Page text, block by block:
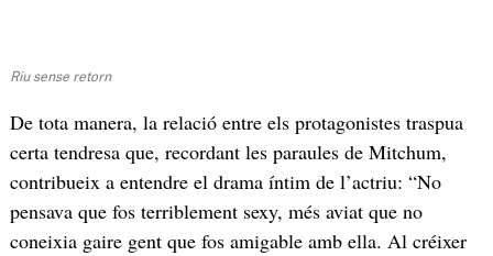
Riu sense retorn
De tota manera, la relació entre els protagonistes traspua
certa tendresa que, recordant les paraules de Mitchum,
contribueix a entendre el drama íntim de l’actriu: “No
pensava que fos terriblement sexy, més aviat que no
coneixia gaire gent que fos amigable amb ella. Al créixer